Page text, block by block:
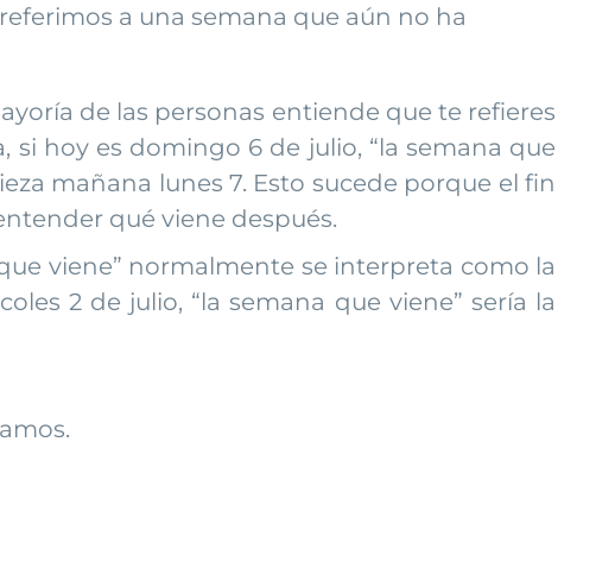
a una semana que aún no ha
de las personas entiende que te refieres
si hoy es domingo 6 de julio, “la semana que
mañana lunes 7. Esto sucede porque el fin
qué viene después.
viene” normalmente se interpreta como la
2 de julio, “la semana que viene” sería la